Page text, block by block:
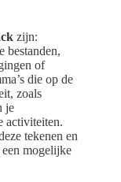
zijn:
bestanden,
of
die op de
zoals
je
activiteiten.
tekenen en
mogelijke